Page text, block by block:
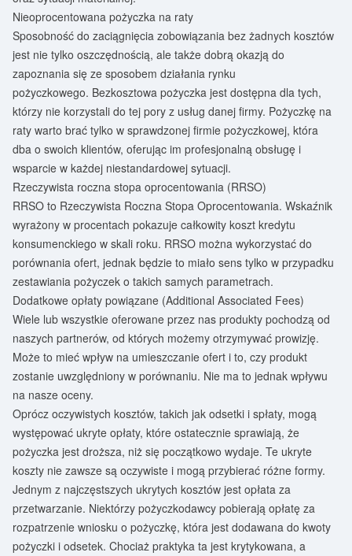
Nieoprocentowana pożyczka na raty
Sposobność do zaciągnięcia zobowiązania bez żadnych kosztów
jest nie tylko oszczędnością, ale także dobrą okazją do
zapoznania się ze sposobem działania rynku
pożyczkowego. Bezkosztowa pożyczka jest dostępna dla tych,
którzy nie korzystali do tej pory z usług danej firmy. Pożyczkę na
raty warto brać tylko w sprawdzonej firmie pożyczkowej, która
dba o swoich klientów, oferując im profesjonalną obsługę i
wsparcie w każdej niestandardowej sytuacji.
Rzeczywista roczna stopa oprocentowania (RRSO)
RRSO to Rzeczywista Roczna Stopa Oprocentowania. Wskaźnik
wyrażony w procentach pokazuje całkowity koszt kredytu
konsumenckiego w skali roku. RRSO można wykorzystać do
porównania ofert, jednak będzie to miało sens tylko w przypadku
zestawiania pożyczek o takich samych parametrach.
Dodatkowe opłaty powiązane (Additional Associated Fees)
Wiele lub wszystkie oferowane przez nas produkty pochodzą od
naszych partnerów, od których możemy otrzymywać prowizję.
Może to mieć wpływ na umieszczanie ofert i to, czy produkt
zostanie uwzględniony w porównaniu. Nie ma to jednak wpływu
na nasze oceny.
Oprócz oczywistych kosztów, takich jak odsetki i spłaty, mogą
występować ukryte opłaty, które ostatecznie sprawiają, że
pożyczka jest droższa, niż się początkowo wydaje. Te ukryte
koszty nie zawsze są oczywiste i mogą przybierać różne formy.
Jednym z najczęstszych ukrytych kosztów jest opłata za
przetwarzanie. Niektórzy pożyczkodawcy pobierają opłatę za
rozpatrzenie wniosku o pożyczkę, która jest dodawana do kwoty
pożyczki i odsetek. Chociaż praktyka ta jest krytykowana, a